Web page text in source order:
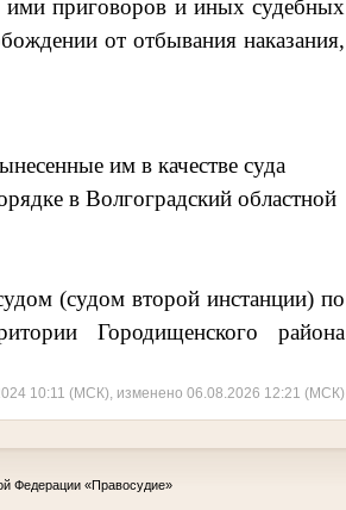
ими приговоров и иных судебных
от отбывания наказания,
им в качестве суда
в Волгоградский областной
(судом второй инстанции) по
Городищенского района
10:11 (МСК), изменено 06.08.2026 12:21 (МСК)
Федерации «Правосудие»